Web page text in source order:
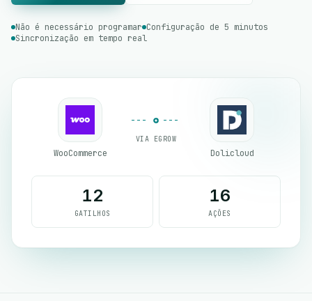
Não é necessário programar Configuração de 5 minutos
Sincronização em tempo real
WooCommerce
VIA EGROW
Dolicloud
12
GATILHOS
16
AÇÕES